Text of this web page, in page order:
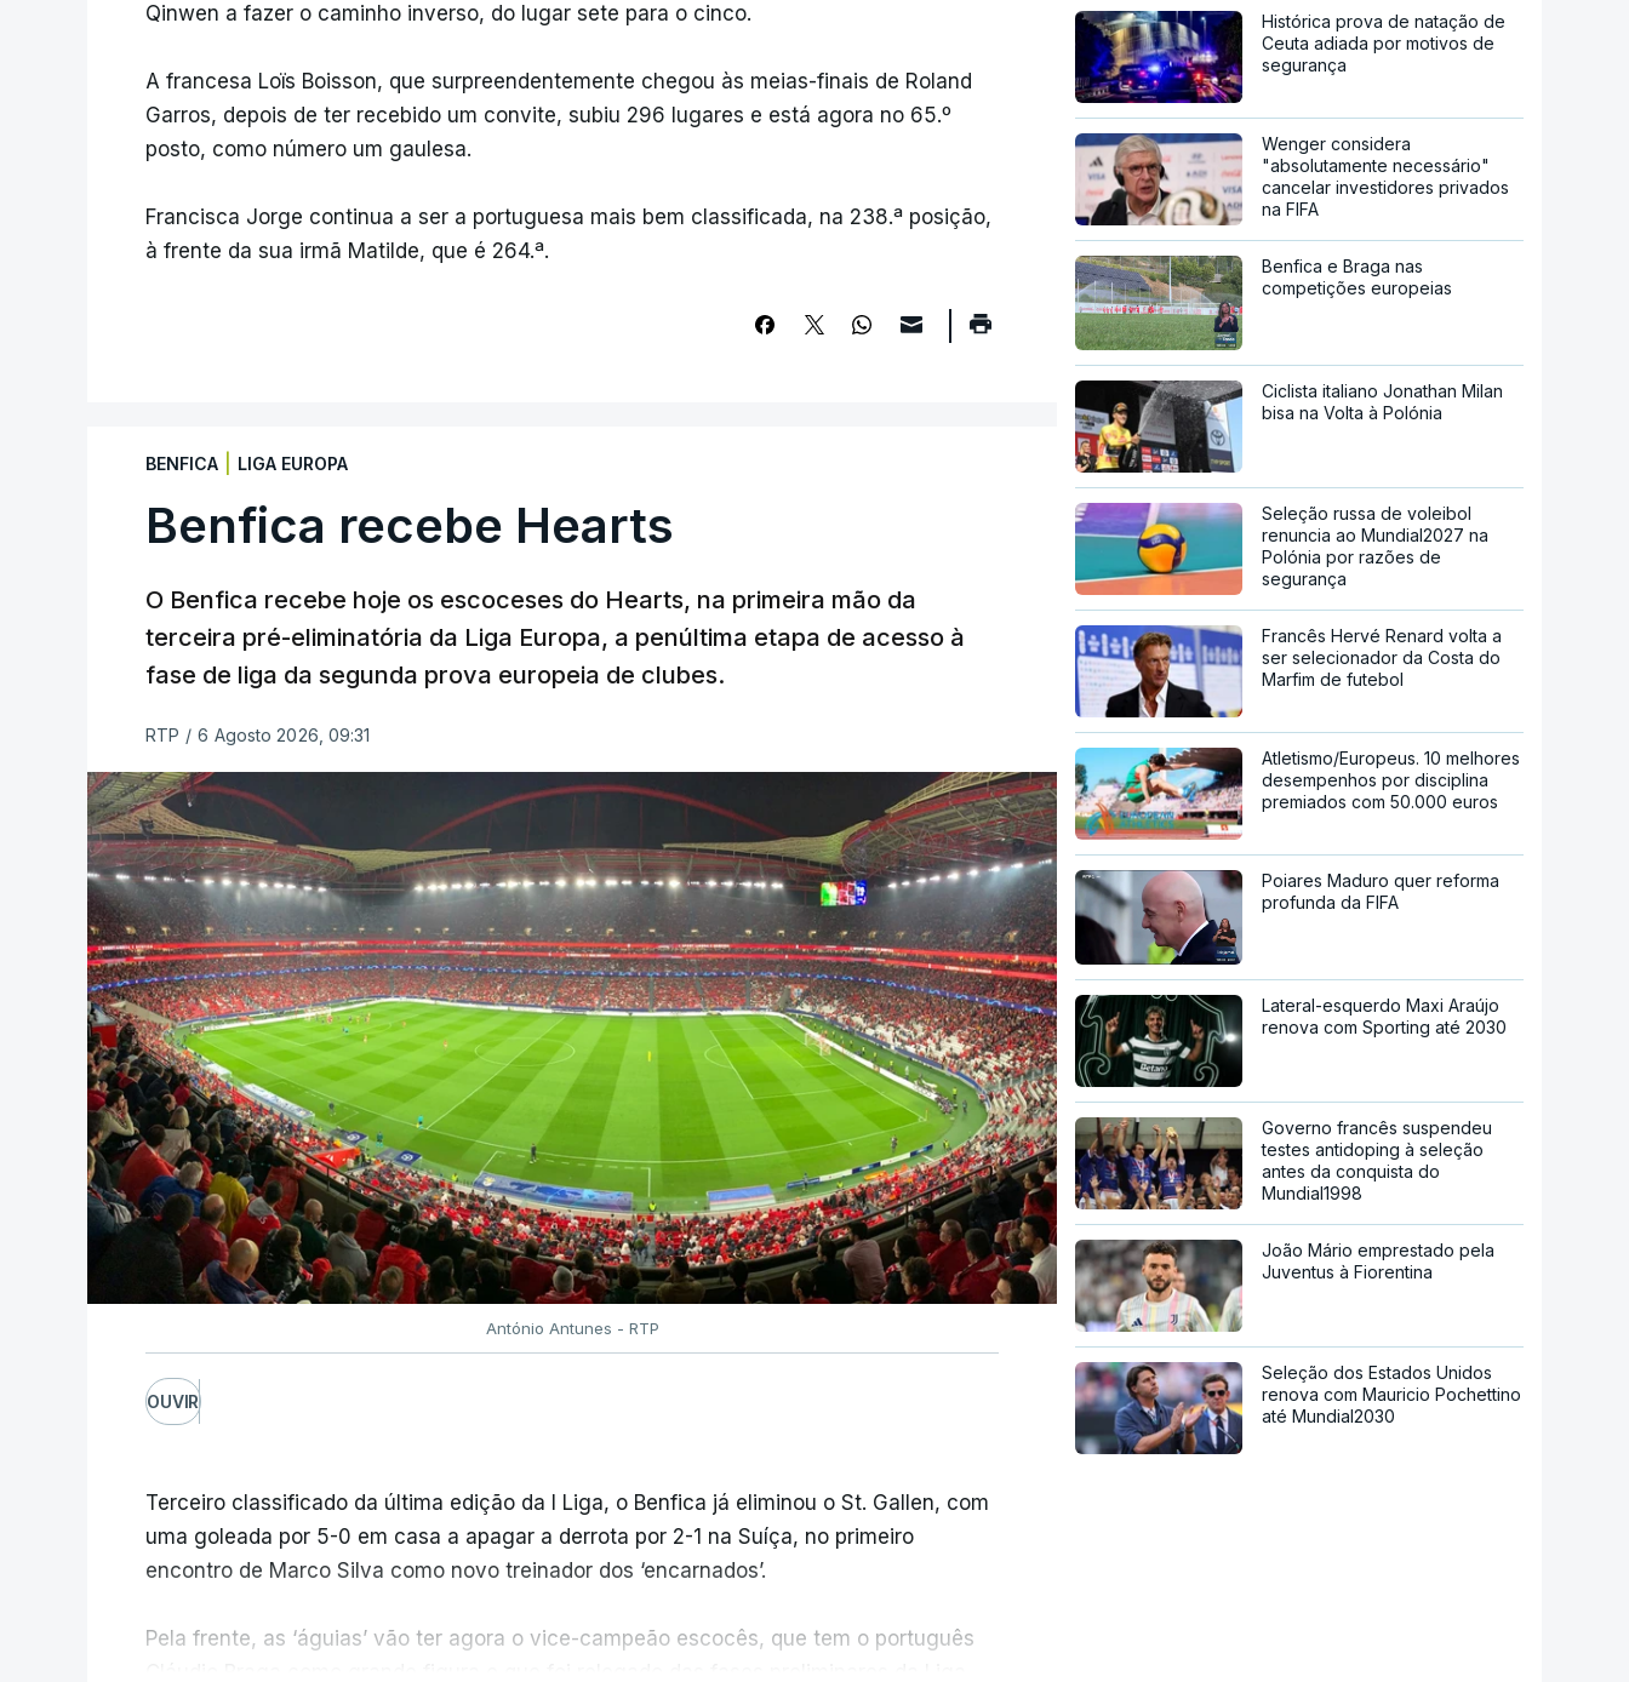
Qinwen a fazer o caminho inverso, do lugar sete para o cinco.
A francesa Loïs Boisson, que surpreendentemente chegou às meias-finais de Roland
Garros, depois de ter recebido um convite, subiu 296 lugares e está agora no 65.º
posto, como número um gaulesa.
Francisca Jorge continua a ser a portuguesa mais bem classificada, na 238.ª posição,
à frente da sua irmã Matilde, que é 264.ª.
BENFICA LIGA EUROPA
Benfica recebe Hearts
O Benfica recebe hoje os escoceses do Hearts, na primeira mão da
terceira pré-eliminatória da Liga Europa, a penúltima etapa de acesso à
fase de liga da segunda prova europeia de clubes.
RTP / 6 Agosto 2026, 09:31
António Antunes - RTP
OUVIR
Terceiro classificado da última edição da I Liga, o Benfica já eliminou o St. Gallen, com
uma goleada por 5-0 em casa a apagar a derrota por 2-1 na Suíça, no primeiro
encontro de Marco Silva como novo treinador dos ‘encarnados’.
Pela frente, as ‘águias’ vão ter agora o vice-campeão escocês, que tem o português
Histórica prova de natação de
Ceuta adiada por motivos de
segurança
Wenger considera
"absolutamente necessário"
cancelar investidores privados
na FIFA
Benfica e Braga nas
competições europeias
Ciclista italiano Jonathan Milan
bisa na Volta à Polónia
Seleção russa de voleibol
renuncia ao Mundial2027 na
Polónia por razões de
segurança
Francês Hervé Renard volta a
ser selecionador da Costa do
Marfim de futebol
Atletismo/Europeus. 10 melhores
desempenhos por disciplina
premiados com 50.000 euros
Poiares Maduro quer reforma
profunda da FIFA
Lateral-esquerdo Maxi Araújo
renova com Sporting até 2030
Governo francês suspendeu
testes antidoping à seleção
antes da conquista do
Mundial1998
João Mário emprestado pela
Juventus à Fiorentina
Seleção dos Estados Unidos
renova com Mauricio Pochettino
até Mundial2030